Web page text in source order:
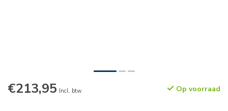
€213,95 Incl. btw Op voorraad